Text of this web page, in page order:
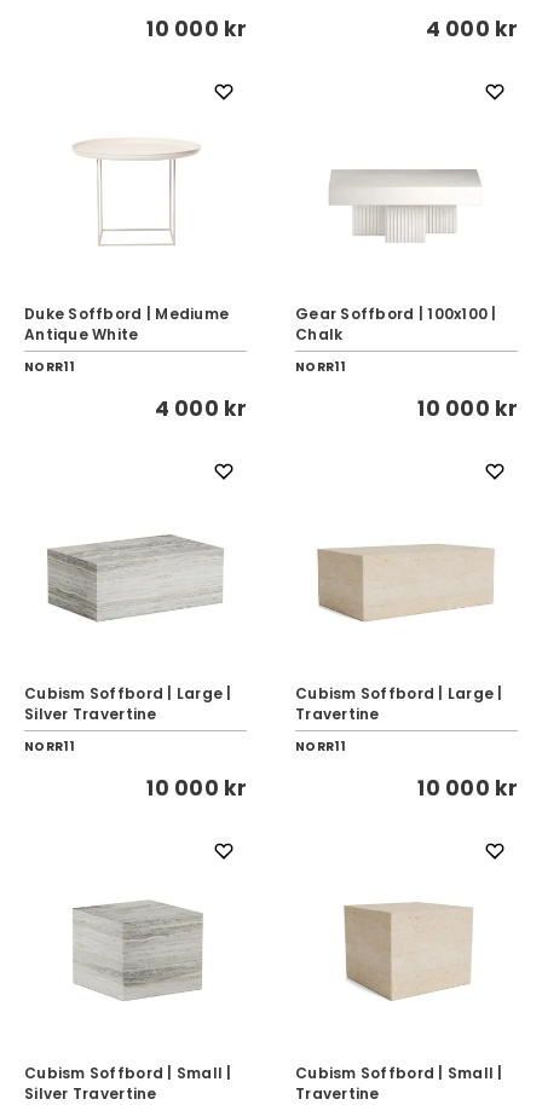
10 000 kr 4 000 kr
Duke Soffbord | Mediume
Antique White
NORR11
4 000 kr
Gear Soffbord | 100x100 |
Chalk
NORR11
10 000 kr
Cubism Soffbord | Large |
Silver Travertine
NORR11
10 000 kr
Cubism Soffbord | Large |
Travertine
NORR11
10 000 kr
Cubism Soffbord | Small |
Silver Travertine
Cubism Soffbord | Small |
Travertine